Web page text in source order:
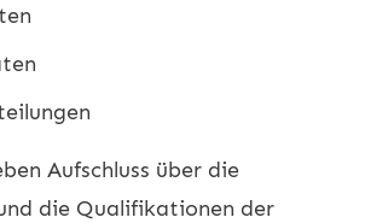
Aufschluss über die
die Qualifikationen der